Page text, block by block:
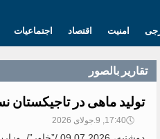
اجتماعیات اقتصاد امنیت
تقارير بالصور
تولید ماهی در تاجیکستان نسبت به سال
🕔17:40, 9.جولای 2026